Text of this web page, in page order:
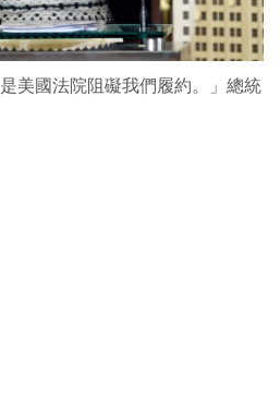
美國法院阻礙我們履約。」總統